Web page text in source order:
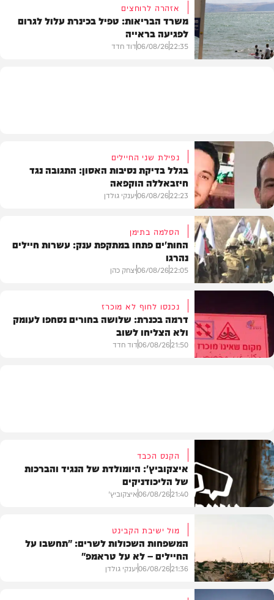
בריאות
אזהרה לרוחצים
משרד הבריאות: טפיל בכינרת עלול לגרום
לפגיעה בראייה
22:35
06/08/26דוד חדד
צבא וביטחון
נפילת שני החיילים
בגלל בדיקת נסיבות האסון: התגובה נגד
חיזבאללה הוקפאה
22:23
06/08/26יענקי גולדן
בעולם
הסלמה בתימן
החות'ים פתחו במתקפת ענק: עשרות חיילים
נהרגו
22:05
06/08/26יצחק כהן
נכנסו לחוף לא מוכרז
דרמה בכנרת: שלושה בחורים נסחפו לעומק
ולא הצליחו לשוב
21:50
06/08/26דוד חדד
חדשות
הקנס הכבד
איצקוביץ': היומולדת של הנגיד והברכות
של הליכודניקים
21:40
06/08/26איצקוביץ'
מול ישיבת הקבינט
המשפחות השכולות לשרים: "תחשבו על
החיילים – לא על טראמפ"
21:36
06/08/26יענקי גולדן